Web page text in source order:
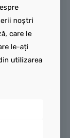
noștri
care le
le-ați
utilizarea